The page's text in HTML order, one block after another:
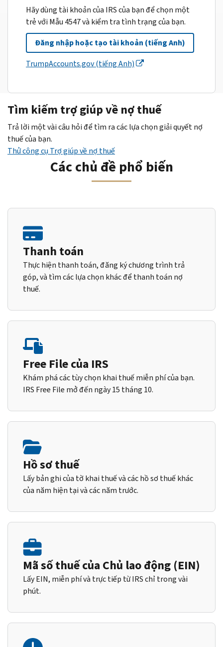
Hãy dùng tài khoản của IRS của bạn để chọn một
trẻ với Mẫu 4547 và kiểm tra tình trạng của bạn.
Đăng nhập hoặc tạo tài khoản (tiếng Anh)
TrumpAccounts.gov (tiếng Anh)
Tìm kiếm trợ giúp về nợ thuế
Trả lời một vài câu hỏi để tìm ra các lựa chọn giải quyết nợ
thuế của bạn.
Thử công cụ Trợ giúp về nợ thuế
Các chủ đề phổ biến
Thanh toán
Thực hiện thanh toán, đăng ký chương trình trả
góp, và tìm các lựa chọn khác để thanh toán nợ
thuế.
Free File của IRS
Khám phá các tùy chọn khai thuế miễn phí của bạn.
IRS Free File mở đến ngày 15 tháng 10.
Hồ sơ thuế
Lấy bản ghi của tờ khai thuế và các hồ sơ thuế khác
của năm hiện tại và các năm trước.
Mã số thuế của Chủ lao động (EIN)
Lấy EIN, miễn phí và trực tiếp từ IRS chỉ trong vài
phút.